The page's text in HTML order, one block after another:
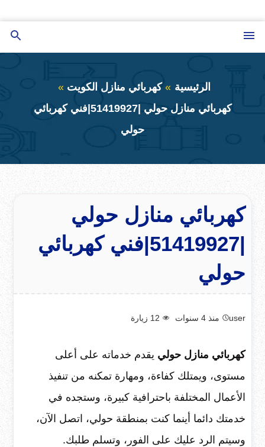
إلى
المحتوى
الرئيسية
كهربائي منازل الكويت
كهربائي منازل حولي |51419927|فني كهربائي
حولي
كهربائي منازل حولي
|51419927|فني كهربائي
حولي
user منذ 4 سنوات 12 زيارة
كهربائي منازل حولي يقدم خدماته على أعلى
مستوى، ويمتلك كفاءة، ومهارة تمكنه من تنفيذ
الأعمال المختلفة باحترافية كبيرة، وستجده في
خدمتك دائما أينما كنت بمنطقة حولي، اتصل الآن،
وسيتم الرد عليك على الفور، وتسلم طلبك.